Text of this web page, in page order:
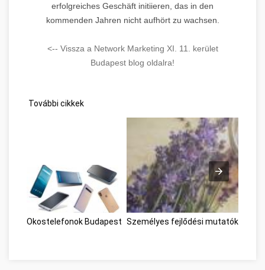
erfolgreiches Geschäft initiieren, das in den
kommenden Jahren nicht aufhört zu wachsen.
<-- Vissza a Network Marketing XI. 11. kerület
Budapest blog oldalra!
További cikkek
Okostelefonok Budapest Személyes fejlődési mutatók